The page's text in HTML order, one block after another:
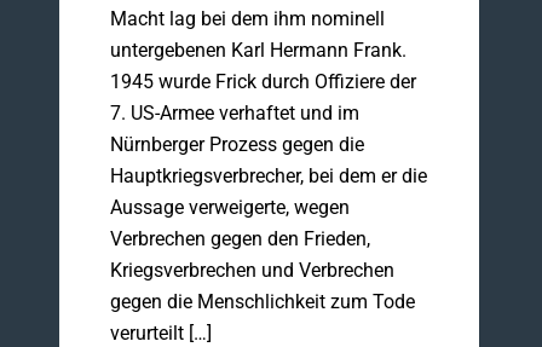
Macht lag bei dem ihm nominell
untergebenen Karl Hermann Frank.
1945 wurde Frick durch Offiziere der
7. US-Armee verhaftet und im
Nürnberger Prozess gegen die
Hauptkriegsverbrecher, bei dem er die
Aussage verweigerte, wegen
Verbrechen gegen den Frieden,
Kriegsverbrechen und Verbrechen
gegen die Menschlichkeit zum Tode
verurteilt […]